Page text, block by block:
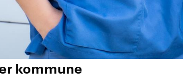
kommune